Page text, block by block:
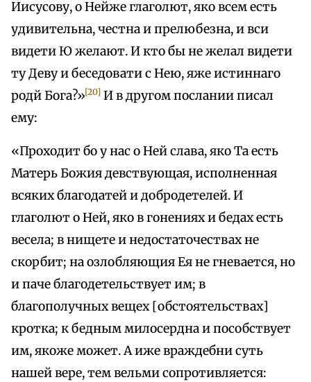
Иисусову, о Нейже глаголют, яко всем есть
удивительна, честна и прелюбезна, и вси
видети Ю желают. И кто бы не желал видети
ту Деву и беседовати с Нею, яже истиннаго
родй Бога?»[20] И в другом послании писал
ему:
«Проходит бо у нас о Ней слава, яко Та есть
Матерь Божия девствующая, исполненная
всяких благодатей и добродетелей. И
глаголют о Ней, яко в гонениях и бедах есть
весела; в нищете и недостаточествах не
скорбит; на озлобляющия Ея не гневается, но
и паче благодетельствует им; в
благополучных вещех [обстоятельствах]
кротка; к бедным милосердна и пособствует
им, якоже может. А иже враждебни суть
нашей вере, тем вельми сопротивляется: